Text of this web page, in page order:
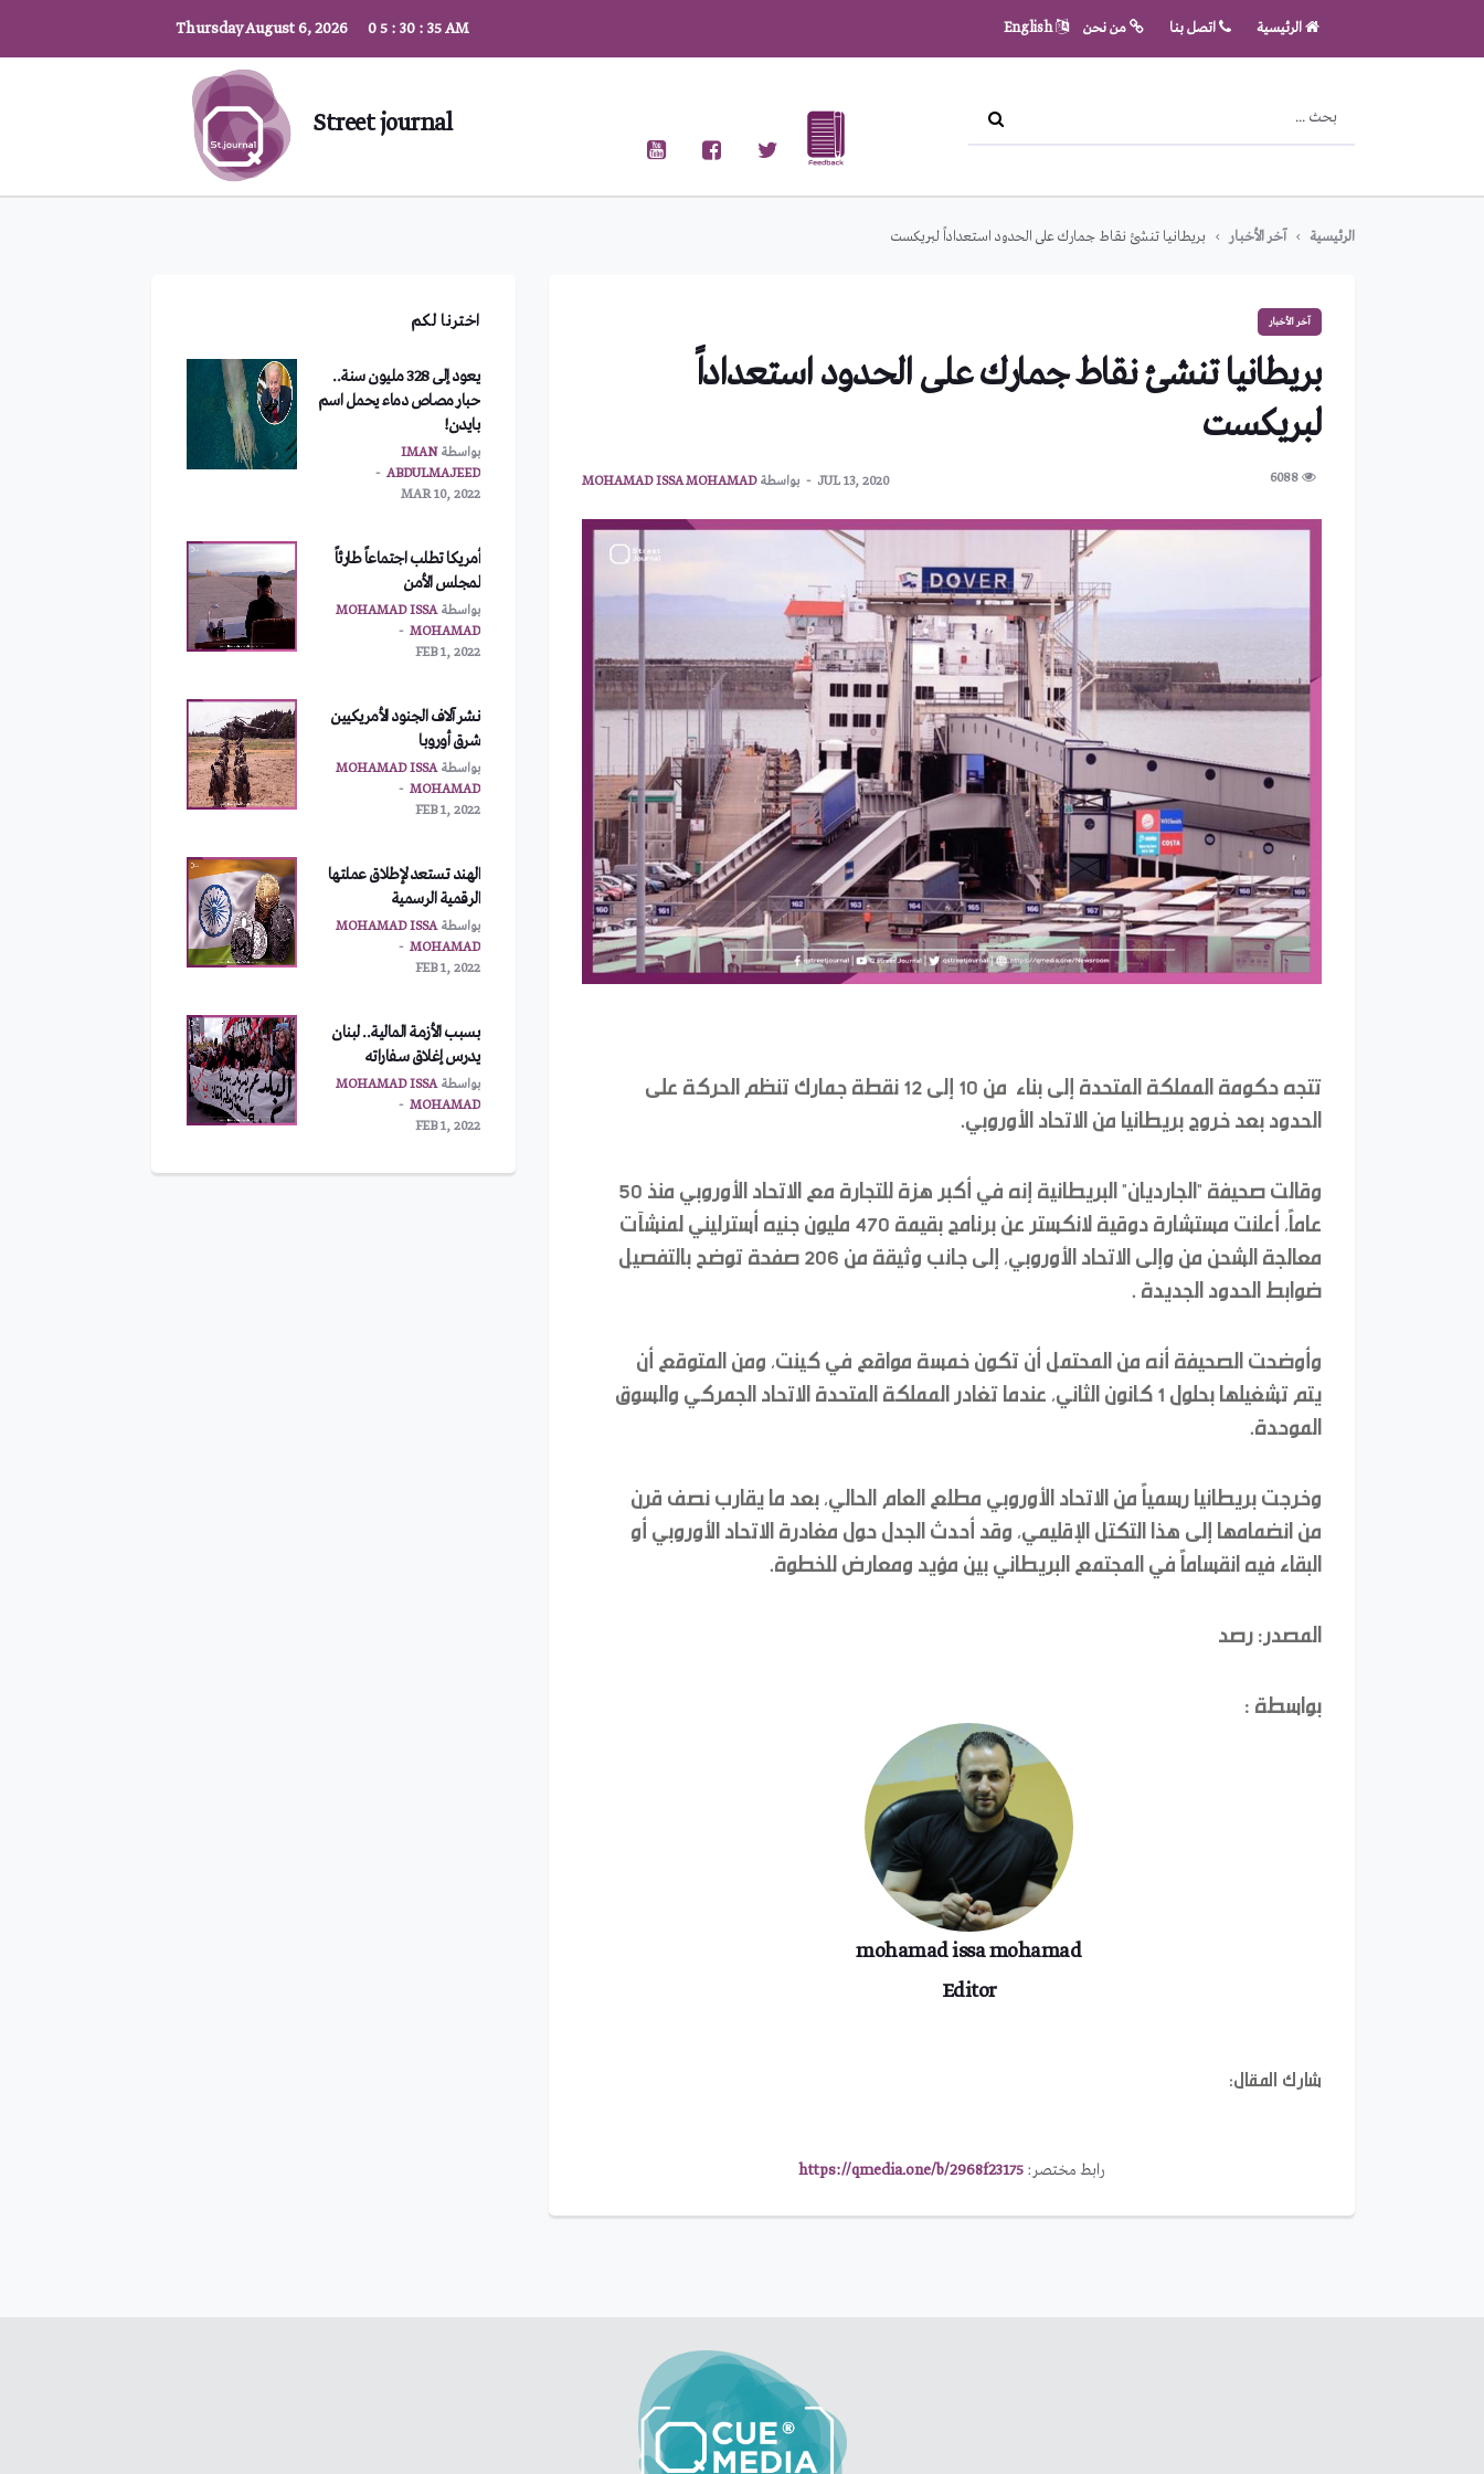
الرئيسية اتصل بنا من نحن English
Thursday August 6, 2026 05: 30: 36AM
Street journal
الرئيسية آخر الأخبار بريطانيا تنشئ نقاط جمارك على الحدود استعداداً لبريكست
آخر الأخبار
بريطانيا تنشئ نقاط جمارك على الحدود استعداداً
لبريكست
6088
JUL 13, 2020 بواسطةMOHAMAD ISSA MOHAMAD
تتجه حكومة المملكة المتحدة إلى بناء من 10 إلى 12 نقطة جمارك تنظم الحركة على
الحدود بعد خروج بريطانيا من الاتحاد الأوروبي.
وقالت صحيفة "الجارديان" البريطانية إنه في أكبر هزة للتجارة مع الاتحاد الأوروبي منذ 50
عاماً، أعلنت مستشارة دوقية لانكستر عن برنامج بقيمة 470 مليون جنيه أسترليني لمنشآت
معالجة الشحن من وإلى الاتحاد الأوروبي، إلى جانب وثيقة من 206 صفحة توضح بالتفصيل
ضوابط الحدود الجديدة .
وأوضحت الصحيفة أنه من المحتمل أن تكون خمسة مواقع في كينت، ومن المتوقع أن
يتم تشغيلها بحلول 1 كانون الثاني، عندما تغادر المملكة المتحدة الاتحاد الجمركي والسوق
الموحدة.
وخرجت بريطانيا رسمياً من الاتحاد الأوروبي مطلع العام الحالي، بعد ما يقارب نصف قرن
من انضمامها إلى هذا التكتل الإقليمي، وقد أحدث الجدل حول مغادرة الاتحاد الأوروبي أو
البقاء فيه انقساماً في المجتمع البريطاني بين مؤيد ومعارض للخطوة.
المصدر: رصد
بواسطة :
mohamad issa mohamad
Editor
شارك المقال:
رابط مختصر: https://qmedia.one/b/2968f23175
اخترنا لكم
يعود إلى 328 مليون سنة..
حبار مصاص دماء يحمل اسم
بايدن!
بواسطةIMAN
ABDULMAJEED
MAR 10, 2022
أمريكا تطلب اجتماعاً طارئاً
لمجلس الأمن
بواسطةMOHAMAD ISSA
MOHAMAD
FEB 1, 2022
نشر آلاف الجنود الأمريكيين
شرق أوروبا
بواسطةMOHAMAD ISSA
MOHAMAD
FEB 1, 2022
الهند تستعد لإطلاق عملتها
الرقمية الرسمية
بواسطةMOHAMAD ISSA
MOHAMAD
FEB 1, 2022
بسبب الأزمة المالية.. لبنان
يدرس إغلاق سفاراته
بواسطةMOHAMAD ISSA
MOHAMAD
FEB 1, 2022